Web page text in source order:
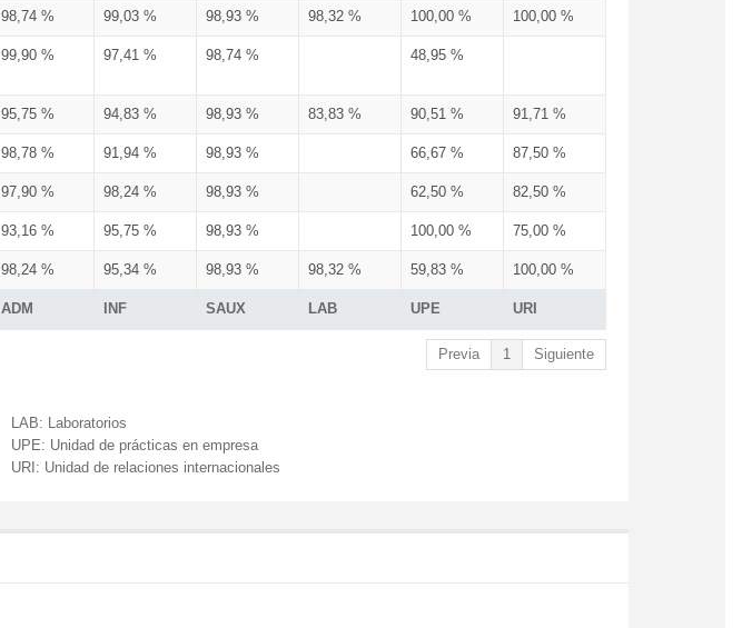
ADM INF SAUX LAB UPE URI
98,74 % 99,03 % 98,93 % 98,32 % 100,00 % 100,00 %
99,90 % 97,41 % 98,74 % 48,95 %
95,75 % 94,83 % 98,93 % 83,83 % 90,51 % 91,71 %
98,78 % 91,94 % 98,93 % 66,67 % 87,50 %
97,90 % 98,24 % 98,93 % 62,50 % 82,50 %
93,16 % 95,75 % 98,93 % 100,00 % 75,00 %
98,24 % 95,34 % 98,93 % 98,32 % 59,83 % 100,00 %
Previa 1 Siguiente
LAB: Laboratorios
UPE: Unidad de prácticas en empresa
URI: Unidad de relaciones internacionales